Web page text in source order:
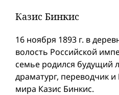
Казис Бинкис
16 ноября 1893 г. в
волость Российской
семье родился будущий
драматург, переводчик
мира Казис Бинкис.